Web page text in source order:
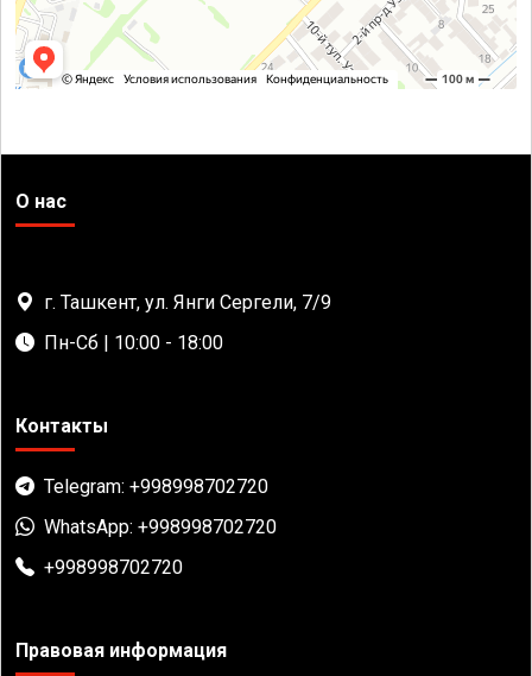
О нас
г. Ташкент, ул. Янги Сергели, 7/9
Пн-Сб | 10:00 - 18:00
Контакты
Telegram: +998998702720
WhatsApp: +998998702720
+998998702720
Правовая информация